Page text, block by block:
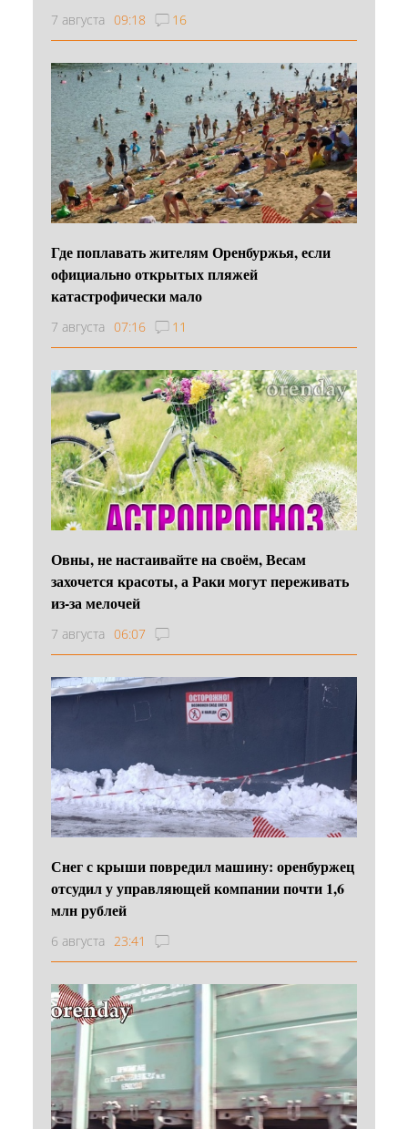
7 августа 09:18 16
Где поплавать жителям Оренбуржья, если
официально открытых пляжей
катастрофически мало
7 августа 07:16 11
Овны, не настаивайте на своём, Весам
захочется красоты, а Раки могут переживать
из-за мелочей
7 августа 06:07
Снег с крыши повредил машину: оренбуржец
отсудил у управляющей компании почти 1,6
млн рублей
6 августа 23:41